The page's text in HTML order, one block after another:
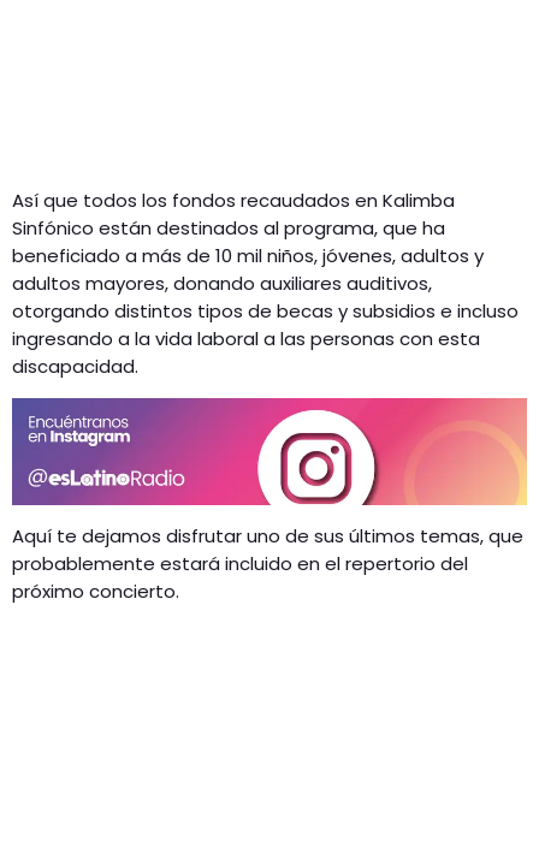
Así que todos los fondos recaudados en Kalimba
Sinfónico están destinados al programa, que ha
beneficiado a más de 10 mil niños, jóvenes, adultos y
adultos mayores, donando auxiliares auditivos,
otorgando distintos tipos de becas y subsidios e incluso
ingresando a la vida laboral a las personas con esta
discapacidad.
Aquí te dejamos disfrutar uno de sus últimos temas, que
probablemente estará incluido en el repertorio del
próximo concierto.